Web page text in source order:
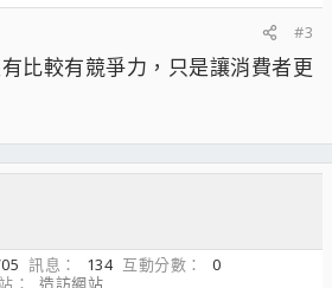
#3
比較有競爭力，只是讓消費者更
訊息 134 互動分數
0
造訪網站